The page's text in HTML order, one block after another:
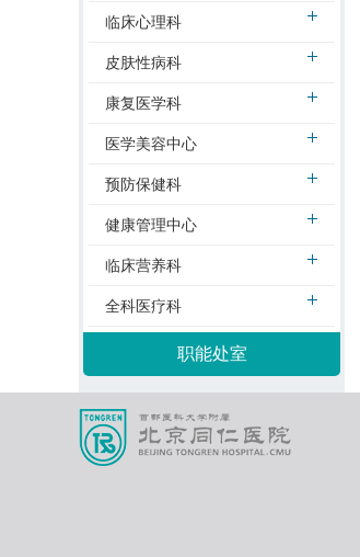
临床心理科
皮肤性病科
康复医学科
医学美容中心
预防保健科
健康管理中心
临床营养科
全科医疗科
职能处室